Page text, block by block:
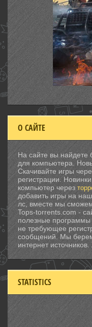
О САЙТЕ
На сайте вы найдете
для компьютера.
Скачивайте игры
регистрации.
компьютер через
добавить игры на
лс, вместе мы
Tops-torrents.com -
полезные программы
не требующее
сообщений. Мы
интернет
STATISTICS